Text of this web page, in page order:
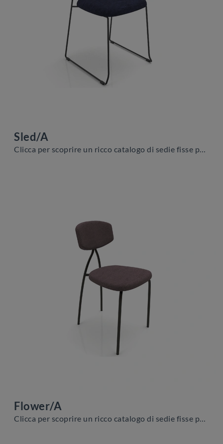
Sled/A
Clicca per scoprire un ricco catalogo di sedie fisse per stanze moderne: il modello Sled/A di Zamagna ti sta aspettando!
Flower/A
Clicca per scoprire un ricco catalogo di sedie fisse per stanze moderne: il modello Flower/A di Zamagna ti sta aspettando!